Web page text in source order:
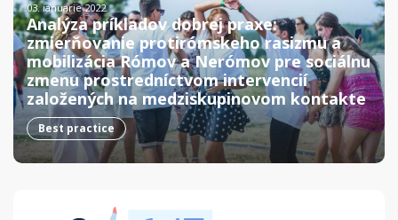
03. ianuarie 2022.
Analýza príkladov dobrej praxe:
zmierňovanie protirómskeho rasizmu a
mobilizácia Rómov a Nerómov pre sociálnu
zmenu prostredníctvom intervencií
založených na medziskupinovom kontakte
Best practice